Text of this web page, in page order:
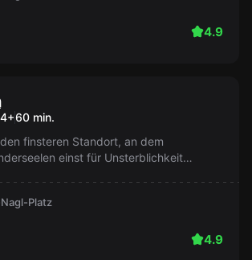
4.9
Waisenhaus
+60 min.
finsteren Standort, an dem
einst für Unsterblichkeit
Platz
4.9